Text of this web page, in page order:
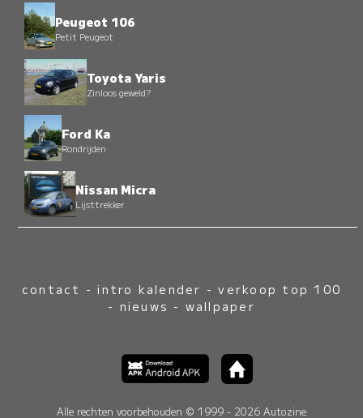
Peugeot 106
Petit Peugeot
Toyota Yaris
Zinloos geweld?
Ford Ka
Rondrijden
Nissan Micra
Lijsttrekker
contact -intro kalender -verkoop top 100
- nieuws - wallpaper
Alle rechten voorbehouden © 1999 - 2026 Autozine